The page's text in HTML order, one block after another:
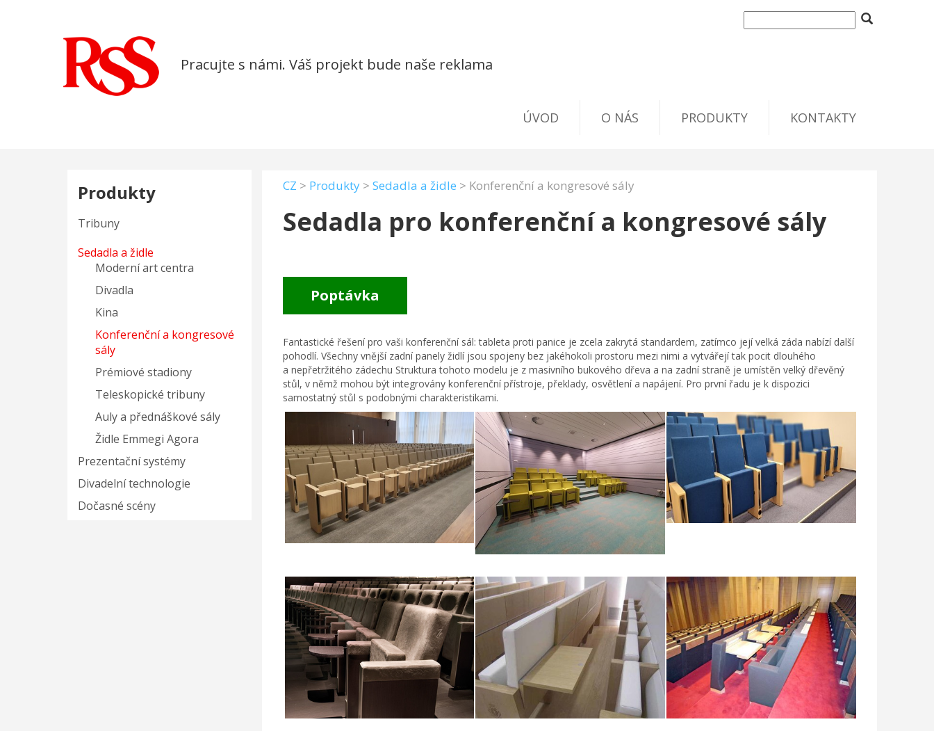
Pracujte s námi. Váš projekt bude naše reklama
ÚVOD O NÁS PRODUKTY KONTAKTY
Produkty
Tribuny
Sedadla a židle
Moderní art centra
Divadla
Kina
Konferenční a kongresové
sály
Prémiové stadiony
Teleskopické tribuny
Auly a přednáškové sály
Židle Emmegi Agora
Prezentační systémy
Divadelní technologie
Dočasné scény
CZ > Produkty >Sedadla a židle > Konferenční a kongresové sály
Sedadla pro konferenční a kongresové sály
Poptávka
Fantastické řešení pro vaši konferenční sál: tableta proti panice je zcela zakrytá standardem, zatímco její velká záda nabízí další
pohodlí. Všechny vnější zadní panely židlí jsou spojeny bez jakéhokoli prostoru mezi nimi a vytvářejí tak pocit dlouhého
a nepřetržitého zádechu Struktura tohoto modelu je z masivního bukového dřeva a na zadní straně je umístěn velký dřevěný
stůl, v němž mohou být integrovány konferenční přístroje, překlady, osvětlení a napájení. Pro první řadu je k dispozici
samostatný stůl s podobnými charakteristikami.